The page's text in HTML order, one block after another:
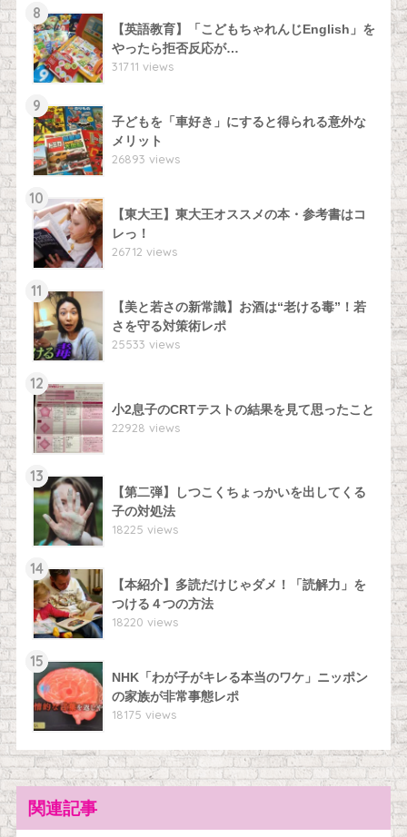
8
【英語教育】「こどもちゃれんじEnglish」を
やったら拒否反応が…
31711 views
9
子どもを「車好き」にすると得られる意外な
メリット
26893 views
10
【東大王】東大王オススメの本・参考書はコ
レっ！
26712 views
11
【美と若さの新常識】お酒は“老ける毒”！若
さを守る対策術レポ
25533 views
12
小2息子のCRTテストの結果を見て思ったこと
22928 views
13
【第二弾】しつこくちょっかいを出してくる
子の対処法
18225 views
14
【本紹介】多読だけじゃダメ！「読解力」を
つける４つの方法
18220 views
15
NHK「わが子がキレる本当のワケ」ニッポン
の家族が非常事態レポ
18175 views
関連記事